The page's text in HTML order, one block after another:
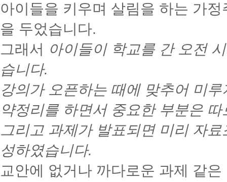
아이들을 키우며 살림을 하는 가
을 두었습니다.
그래서 아이들이 학교를 간 오전
습니다.
강의가 오픈하는 때에 맞추어 미
약정리를 하면서 중요한 부분은
그리고 과제가 발표되면 미리 자
성하였습니다.
교안에 없거나 까다로운 과제 같